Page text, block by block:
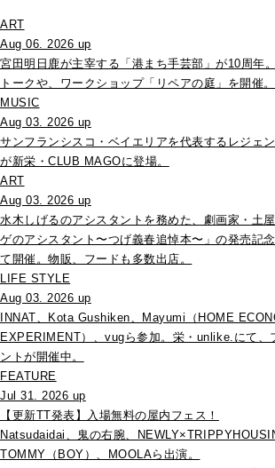
ART
Aug 06. 2026 up
宮田明日鹿が主宰する「港まち手芸部」が10周年
トークや、ワークショップ「リペアの庭」を開催。
MUSIC
Aug 03. 2026 up
サンフランシスコ・ベイエリアを代表するレジェ
が新栄・CLUB MAGOに登場。
ART
Aug 03. 2026 up
水木しげるのアシスタントを務めた、劇画家・土
ゲのアシスタント〜つげ義春追悼本〜」の発売記
て開催。物販、フードも多数出店。
LIFE STYLE
Aug 03. 2026 up
INNAT、Kota Gushiken、Mayumi（HOME
EXPERIMENT）、vugら参加。栄・unlike.にて、
ントが開催中。
FEATURE
Jul 31. 2026 up
【更新TT発表】入場無料の屋内フェス！
Natsudaidai、鬼の右腕、
TOMMY（BOY）、MOOLAら出演。